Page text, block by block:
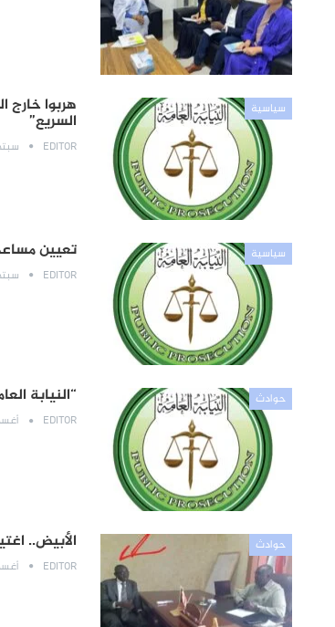
سياسية هربوا خارج
السريع”
EDITOR سبتمبر
سياسية تعيين
EDITOR سبتمبر
حوادث “النيابة
EDITOR
حوادث الأبيض..
EDITOR